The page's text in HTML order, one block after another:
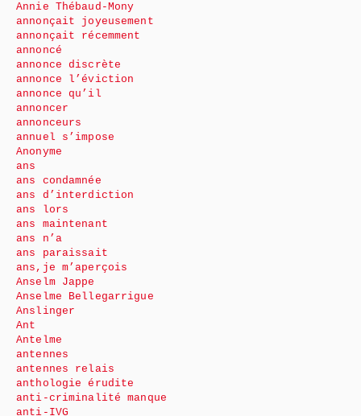
Annie Thébaud-Mony
annonçait joyeusement
annonçait récemment
annoncé
annonce discrète
annonce l’éviction
annonce qu’il
annoncer
annonceurs
annuel s’impose
Anonyme
ans
ans condamnée
ans d’interdiction
ans lors
ans maintenant
ans n’a
ans paraissait
ans,je m’aperçois
Anselm Jappe
Anselme Bellegarrigue
Anslinger
Ant
Antelme
antennes
antennes relais
anthologie érudite
anti-criminalité manque
anti-IVG